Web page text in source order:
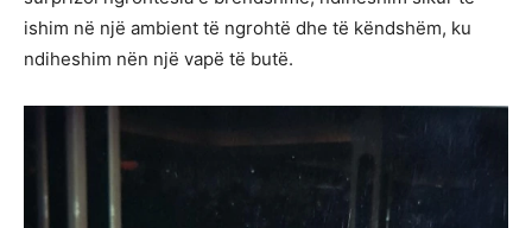
ishim në një ambient të ngrohtë dhe të këndshëm, ku
ndiheshim nën një vapë të butë.